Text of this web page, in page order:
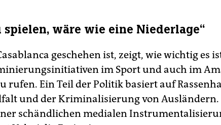
spielen, wäre wie eine Niederlage“
geschehen ist, zeigt, wie wichtig es
im Sport und auch im
rufen. Ein Teil der Politik basiert auf
und der Kriminalisierung von Ausländern.
schändlichen medialen